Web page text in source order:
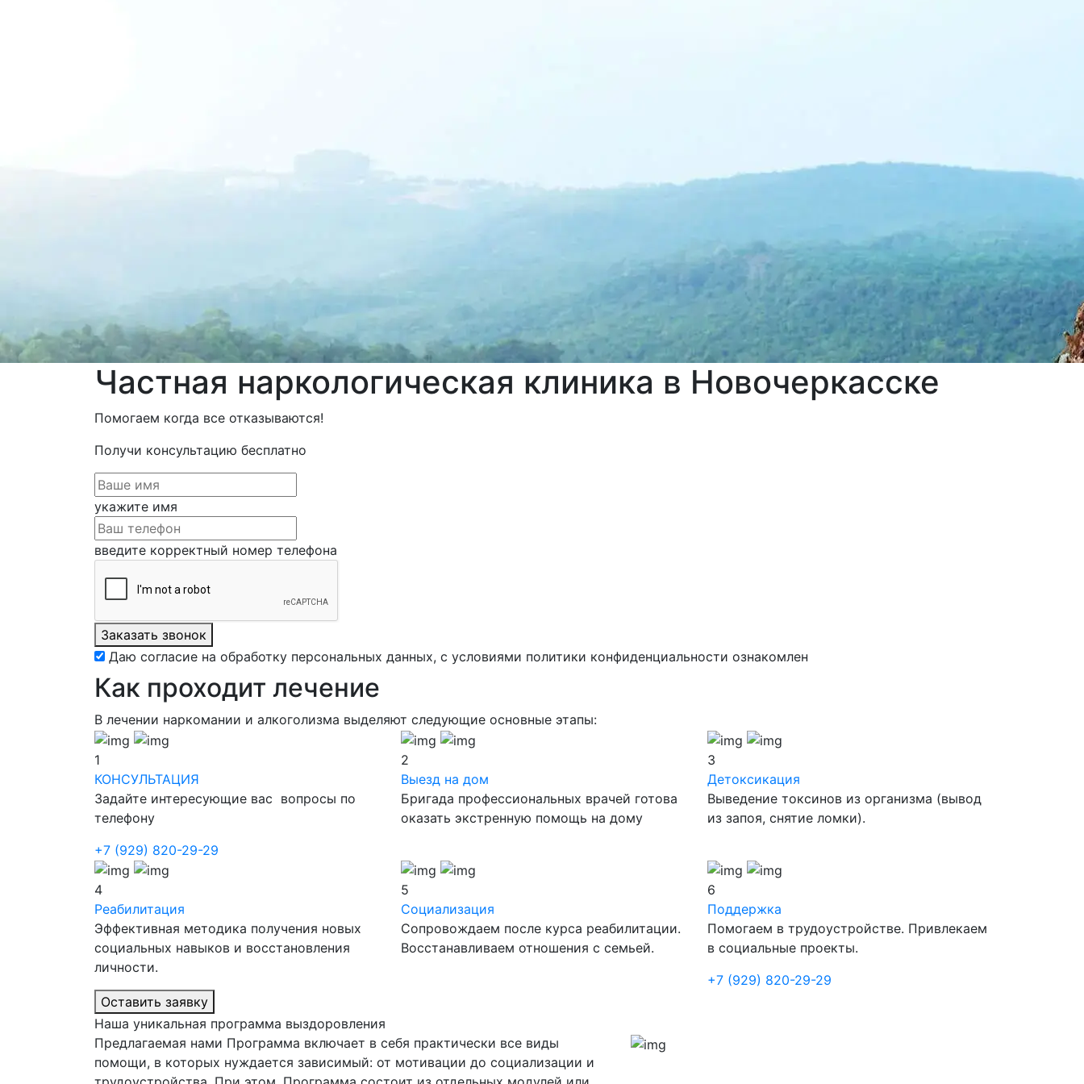
Частная наркологическая клиника в Новочеркасске
Помогаем когда все отказываются!
Получи консультацию бесплатно
укажите имя
введите корректный номер телефона
Заказать звонок
Даю согласие на обработку персональных данных, с условиями политики конфиденциальности ознакомлен
Как проходит лечение
В лечении наркомании и алкоголизма выделяют следующие основные этапы:
1
КОНСУЛЬТАЦИЯ
Задайте интересующие вас вопросы по
телефону
+7 (929) 820-29-29
2
Выезд на дом
Бригада профессиональных врачей готова
оказать экстренную помощь на дому
3
Детоксикация
Выведение токсинов из организма (вывод
из запоя, снятие ломки).
4
Реабилитация
Эффективная методика получения новых
социальных навыков и восстановления
личности.
5
Социализация
Сопровождаем после курса реабилитации.
Восстанавливаем отношения с семьей.
6
Поддержка
Помогаем в трудоустройстве. Привлекаем
в социальные проекты.
+7 (929) 820-29-29
Оставить заявку
Наша уникальная программа выздоровления
Предлагаемая нами Программа включает в себя практически все виды
помощи, в которых нуждается зависимый: от мотивации до социализации и